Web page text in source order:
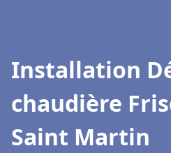
Installation
chaudière
Saint Martin